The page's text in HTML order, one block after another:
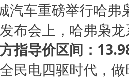
汽车重磅举行哈弗
布会上，哈弗枭
指导价区间：
民电四驱时代，